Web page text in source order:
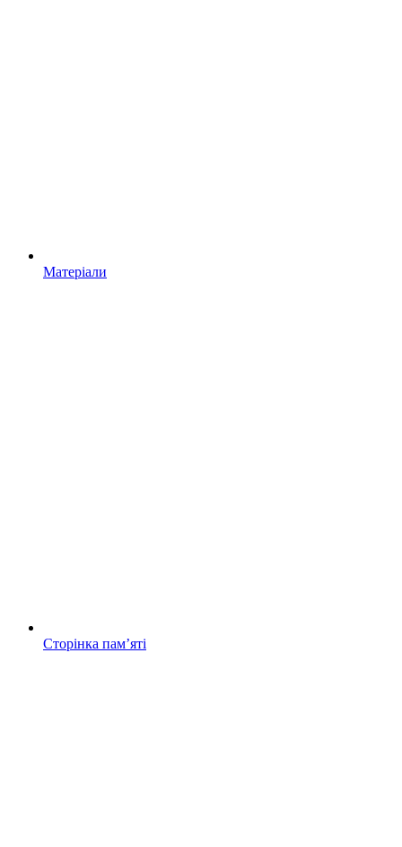
Матеріали
Сторінка памʼяті